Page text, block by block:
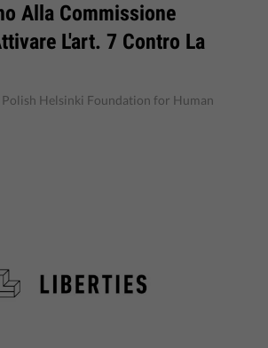
Alla Commissione
L'art. 7 Contro La
Polish Helsinki Foundation for Human